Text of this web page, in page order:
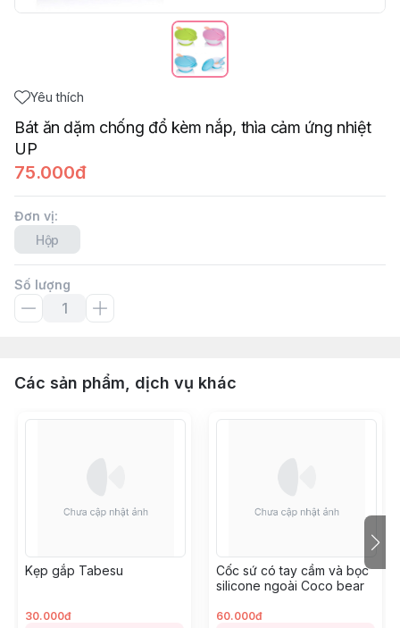
Yêu thích
Bát ăn dặm chống đổ kèm nắp, thìa cảm ứng nhiệt
UP
75.000đ
Đơn vị:
Hộp
Số lượng
Các sản phẩm, dịch vụ khác
Kẹp gắp Tabesu
30.000đ
Cốc sứ có tay cầm và bọc
silicone ngoài Coco bear
60.000đ